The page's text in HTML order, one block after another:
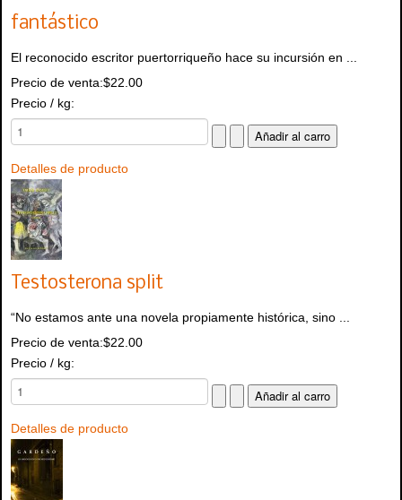
fantástico
El reconocido escritor puertorriqueño hace su incursión en ...
Precio de venta:$22.00
Precio / kg:
Detalles de producto
Testosterona split
“No estamos ante una novela propiamente histórica, sino ...
Precio de venta:$22.00
Precio / kg:
Detalles de producto